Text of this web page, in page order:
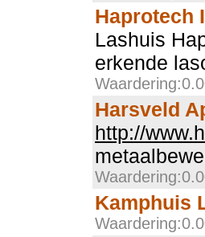
Haprotech
Lashuis
erkende
Harsveld
http://
Kamphuis